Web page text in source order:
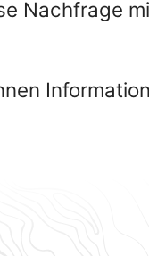
Nachfrage